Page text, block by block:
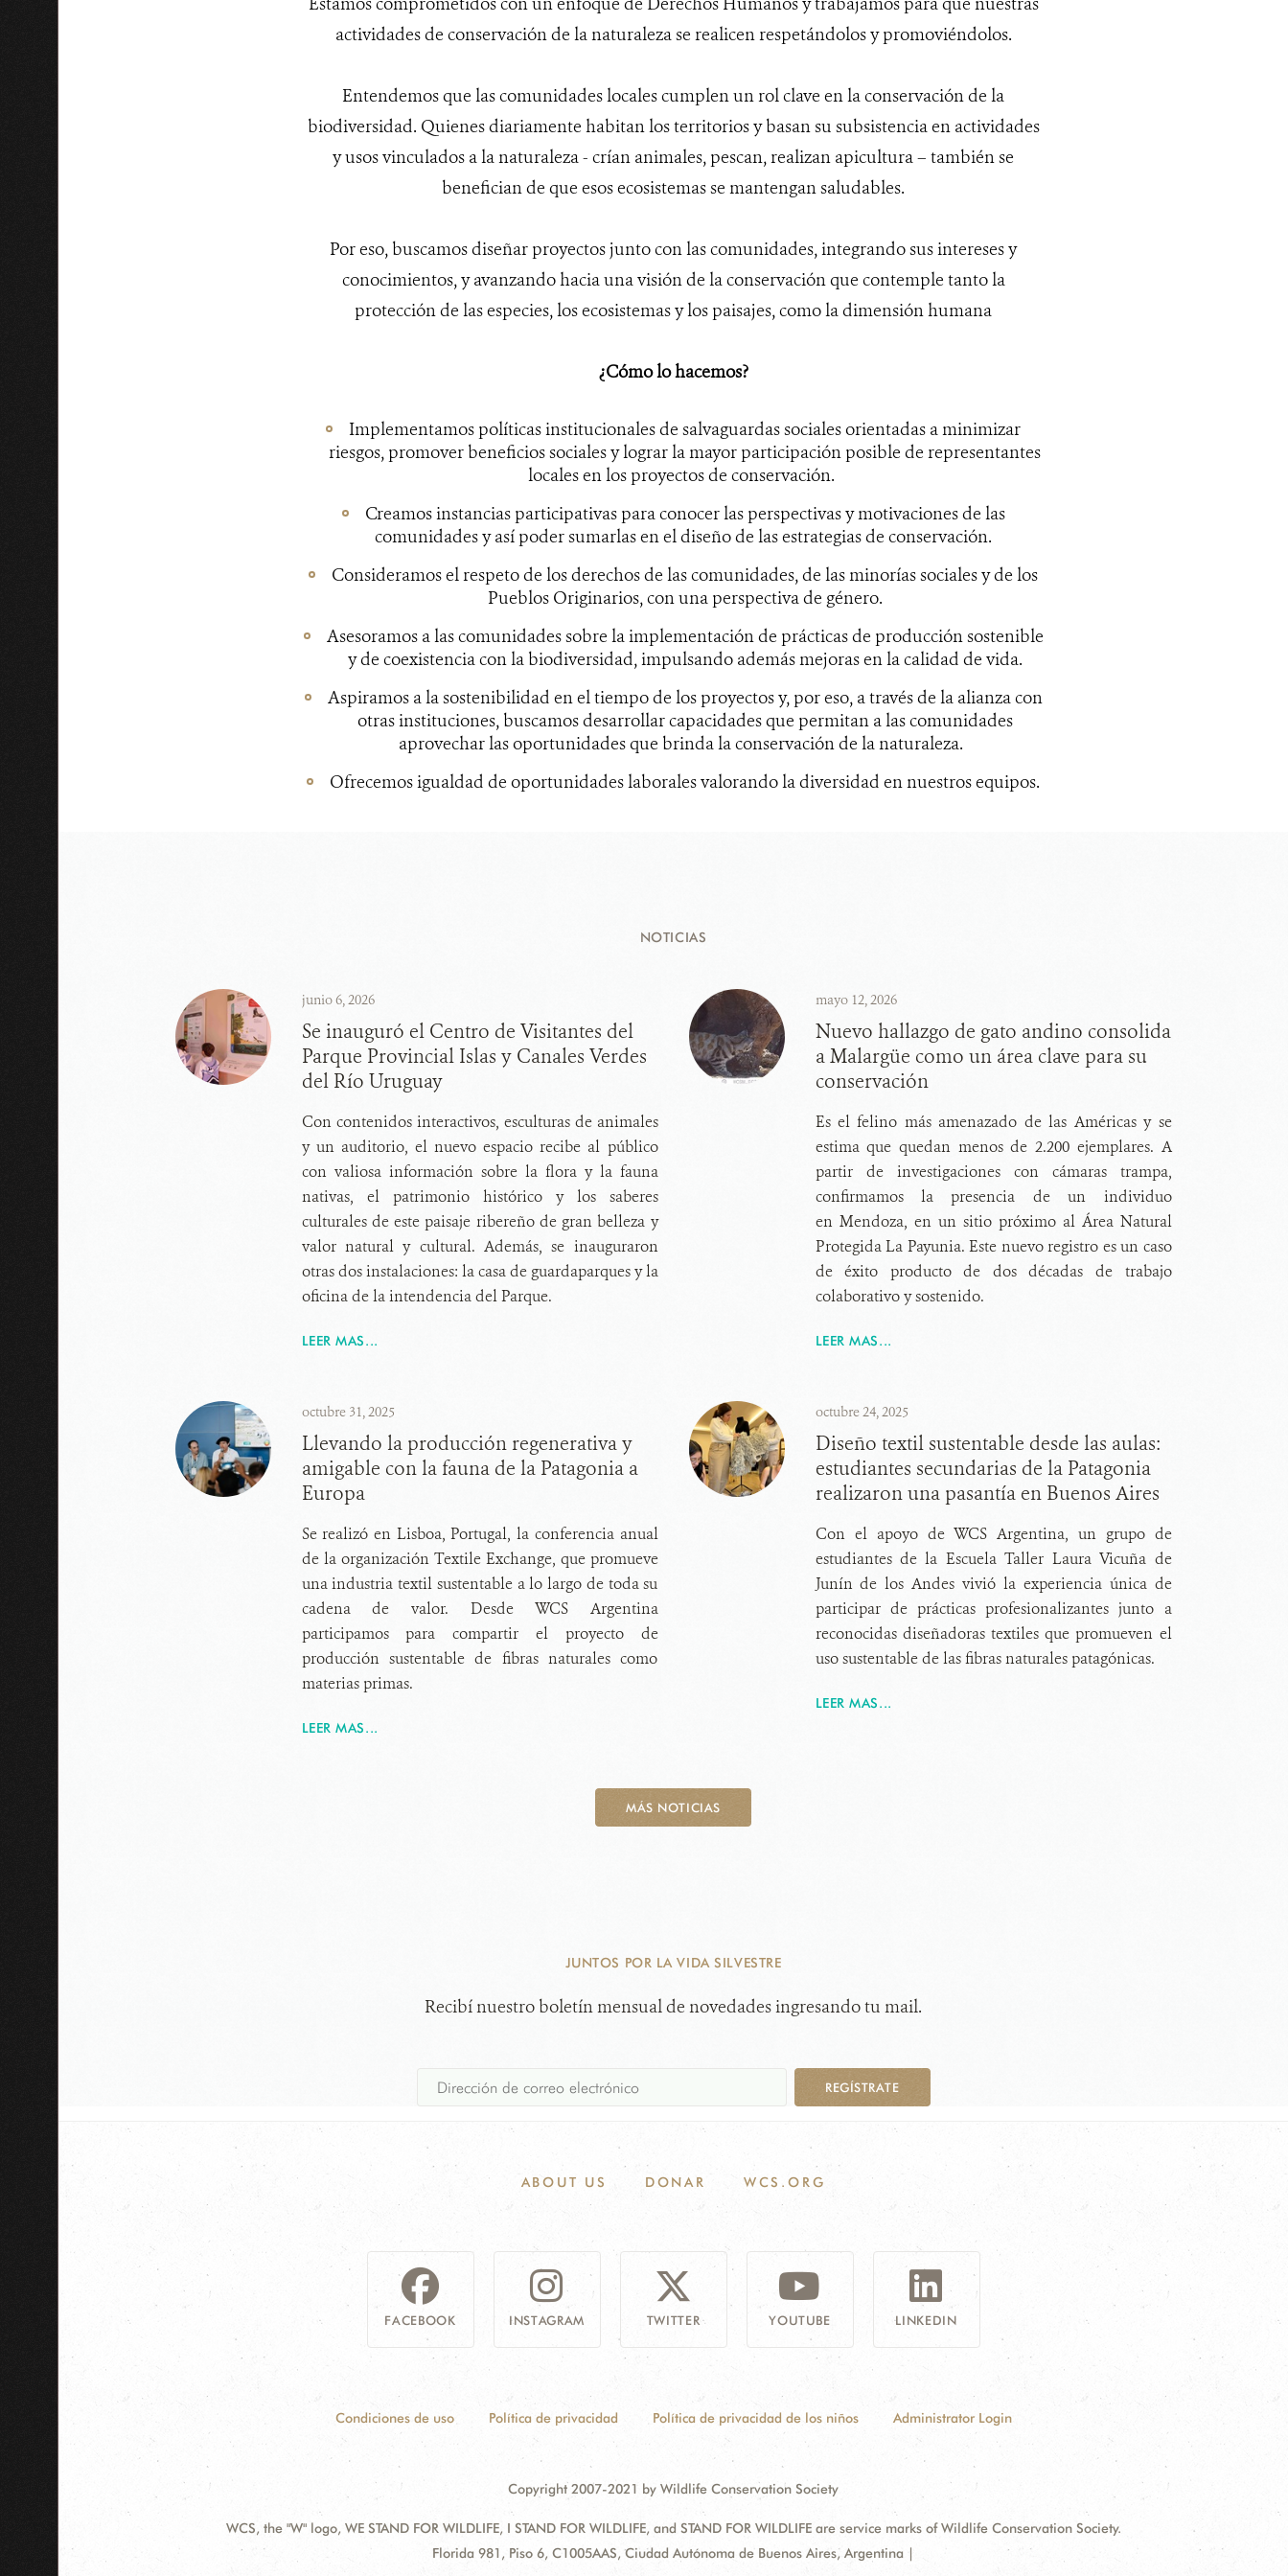
actividades de conservación de la naturaleza se realicen respetándolos y promoviéndolos.
Entendemos que las comunidades locales cumplen un rol clave en la conservación de la
biodiversidad. Quienes diariamente habitan los territorios y basan su subsistencia en actividades
y usos vinculados a la naturaleza - crían animales, pescan, realizan apicultura – también se
benefician de que esos ecosistemas se mantengan saludables.
Por eso, buscamos diseñar proyectos junto con las comunidades, integrando sus intereses y
conocimientos, y avanzando hacia una visión de la conservación que contemple tanto la
protección de las especies, los ecosistemas y los paisajes, como la dimensión humana
¿Cómo lo hacemos?
Implementamos políticas institucionales de salvaguardas sociales orientadas a minimizar
riesgos, promover beneficios sociales y lograr la mayor participación posible de representantes
locales en los proyectos de conservación.
Creamos instancias participativas para conocer las perspectivas y motivaciones de las
comunidades y así poder sumarlas en el diseño de las estrategias de conservación.
Consideramos el respeto de los derechos de las comunidades, de las minorías sociales y de los
Pueblos Originarios, con una perspectiva de género.
Asesoramos a las comunidades sobre la implementación de prácticas de producción sostenible
y de coexistencia con la biodiversidad, impulsando además mejoras en la calidad de vida.
Aspiramos a la sostenibilidad en el tiempo de los proyectos y, por eso, a través de la alianza con
otras instituciones, buscamos desarrollar capacidades que permitan a las comunidades
aprovechar las oportunidades que brinda la conservación de la naturaleza.
Ofrecemos igualdad de oportunidades laborales valorando la diversidad en nuestros equipos.
NOTICIAS
junio 6, 2026
Se inauguró el Centro de Visitantes del
Parque Provincial Islas y Canales Verdes
del Río Uruguay
Con contenidos interactivos, esculturas de animales
y un auditorio, el nuevo espacio recibe al público
con valiosa información sobre la flora y la fauna
nativas, el patrimonio histórico y los saberes
culturales de este paisaje ribereño de gran belleza y
valor natural y cultural. Además, se inauguraron
otras dos instalaciones: la casa de guardaparques y la
oficina de la intendencia del Parque.
LEER MAS...
mayo 12, 2026
Nuevo hallazgo de gato andino consolida
a Malargüe como un área clave para su
conservación
Es el felino más amenazado de las Américas y se
estima que quedan menos de 2.200 ejemplares. A
partir de investigaciones con cámaras trampa,
confirmamos la presencia de un individuo
en Mendoza, en un sitio próximo al Área Natural
Protegida La Payunia. Este nuevo registro es un caso
de éxito producto de dos décadas de trabajo
colaborativo y sostenido.
LEER MAS...
octubre 31, 2025
Llevando la producción regenerativa y
amigable con la fauna de la Patagonia a
Europa
Se realizó en Lisboa, Portugal, la conferencia anual
de la organización Textile Exchange, que promueve
una industria textil sustentable a lo largo de toda su
cadena de valor. Desde WCS Argentina
participamos para compartir el proyecto de
producción sustentable de fibras naturales como
materias primas.
LEER MAS...
octubre 24, 2025
Diseño textil sustentable desde las aulas:
estudiantes secundarias de la Patagonia
realizaron una pasantía en Buenos Aires
Con el apoyo de WCS Argentina, un grupo de
estudiantes de la Escuela Taller Laura Vicuña de
Junín de los Andes vivió la experiencia única de
participar de prácticas profesionalizantes junto a
reconocidas diseñadoras textiles que promueven el
uso sustentable de las fibras naturales patagónicas.
LEER MAS...
MÁS NOTICIAS
JUNTOS POR LA VIDA SILVESTRE
Recibí nuestro boletín mensual de novedades ingresando tu mail.
REGÍSTRATE
ABOUT US DONAR WCS.ORG
FACEBOOK INSTAGRAM TWITTER YOUTUBE LINKEDIN
Condiciones de uso Política de privacidad Política de privacidad de los niños Administrator Login
Copyright 2007-2021 by Wildlife Conservation Society
WCS, the "W" logo, WE STAND FOR WILDLIFE, I STAND FOR WILDLIFE, and STAND FOR WILDLIFE are service marks of Wildlife Conservation Society.
Address:
Florida 981, Piso 6, C1005AAS, Ciudad Autónoma de Buenos Aires, Argentina |